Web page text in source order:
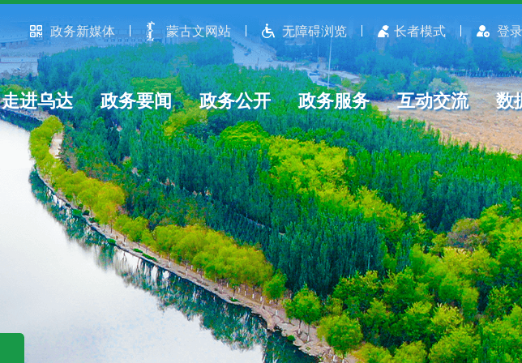
政务新媒体 蒙古文网站 无障碍浏览 长者模式 登
走进乌达 政务要闻 政务公开 政务服务 互动交流 数